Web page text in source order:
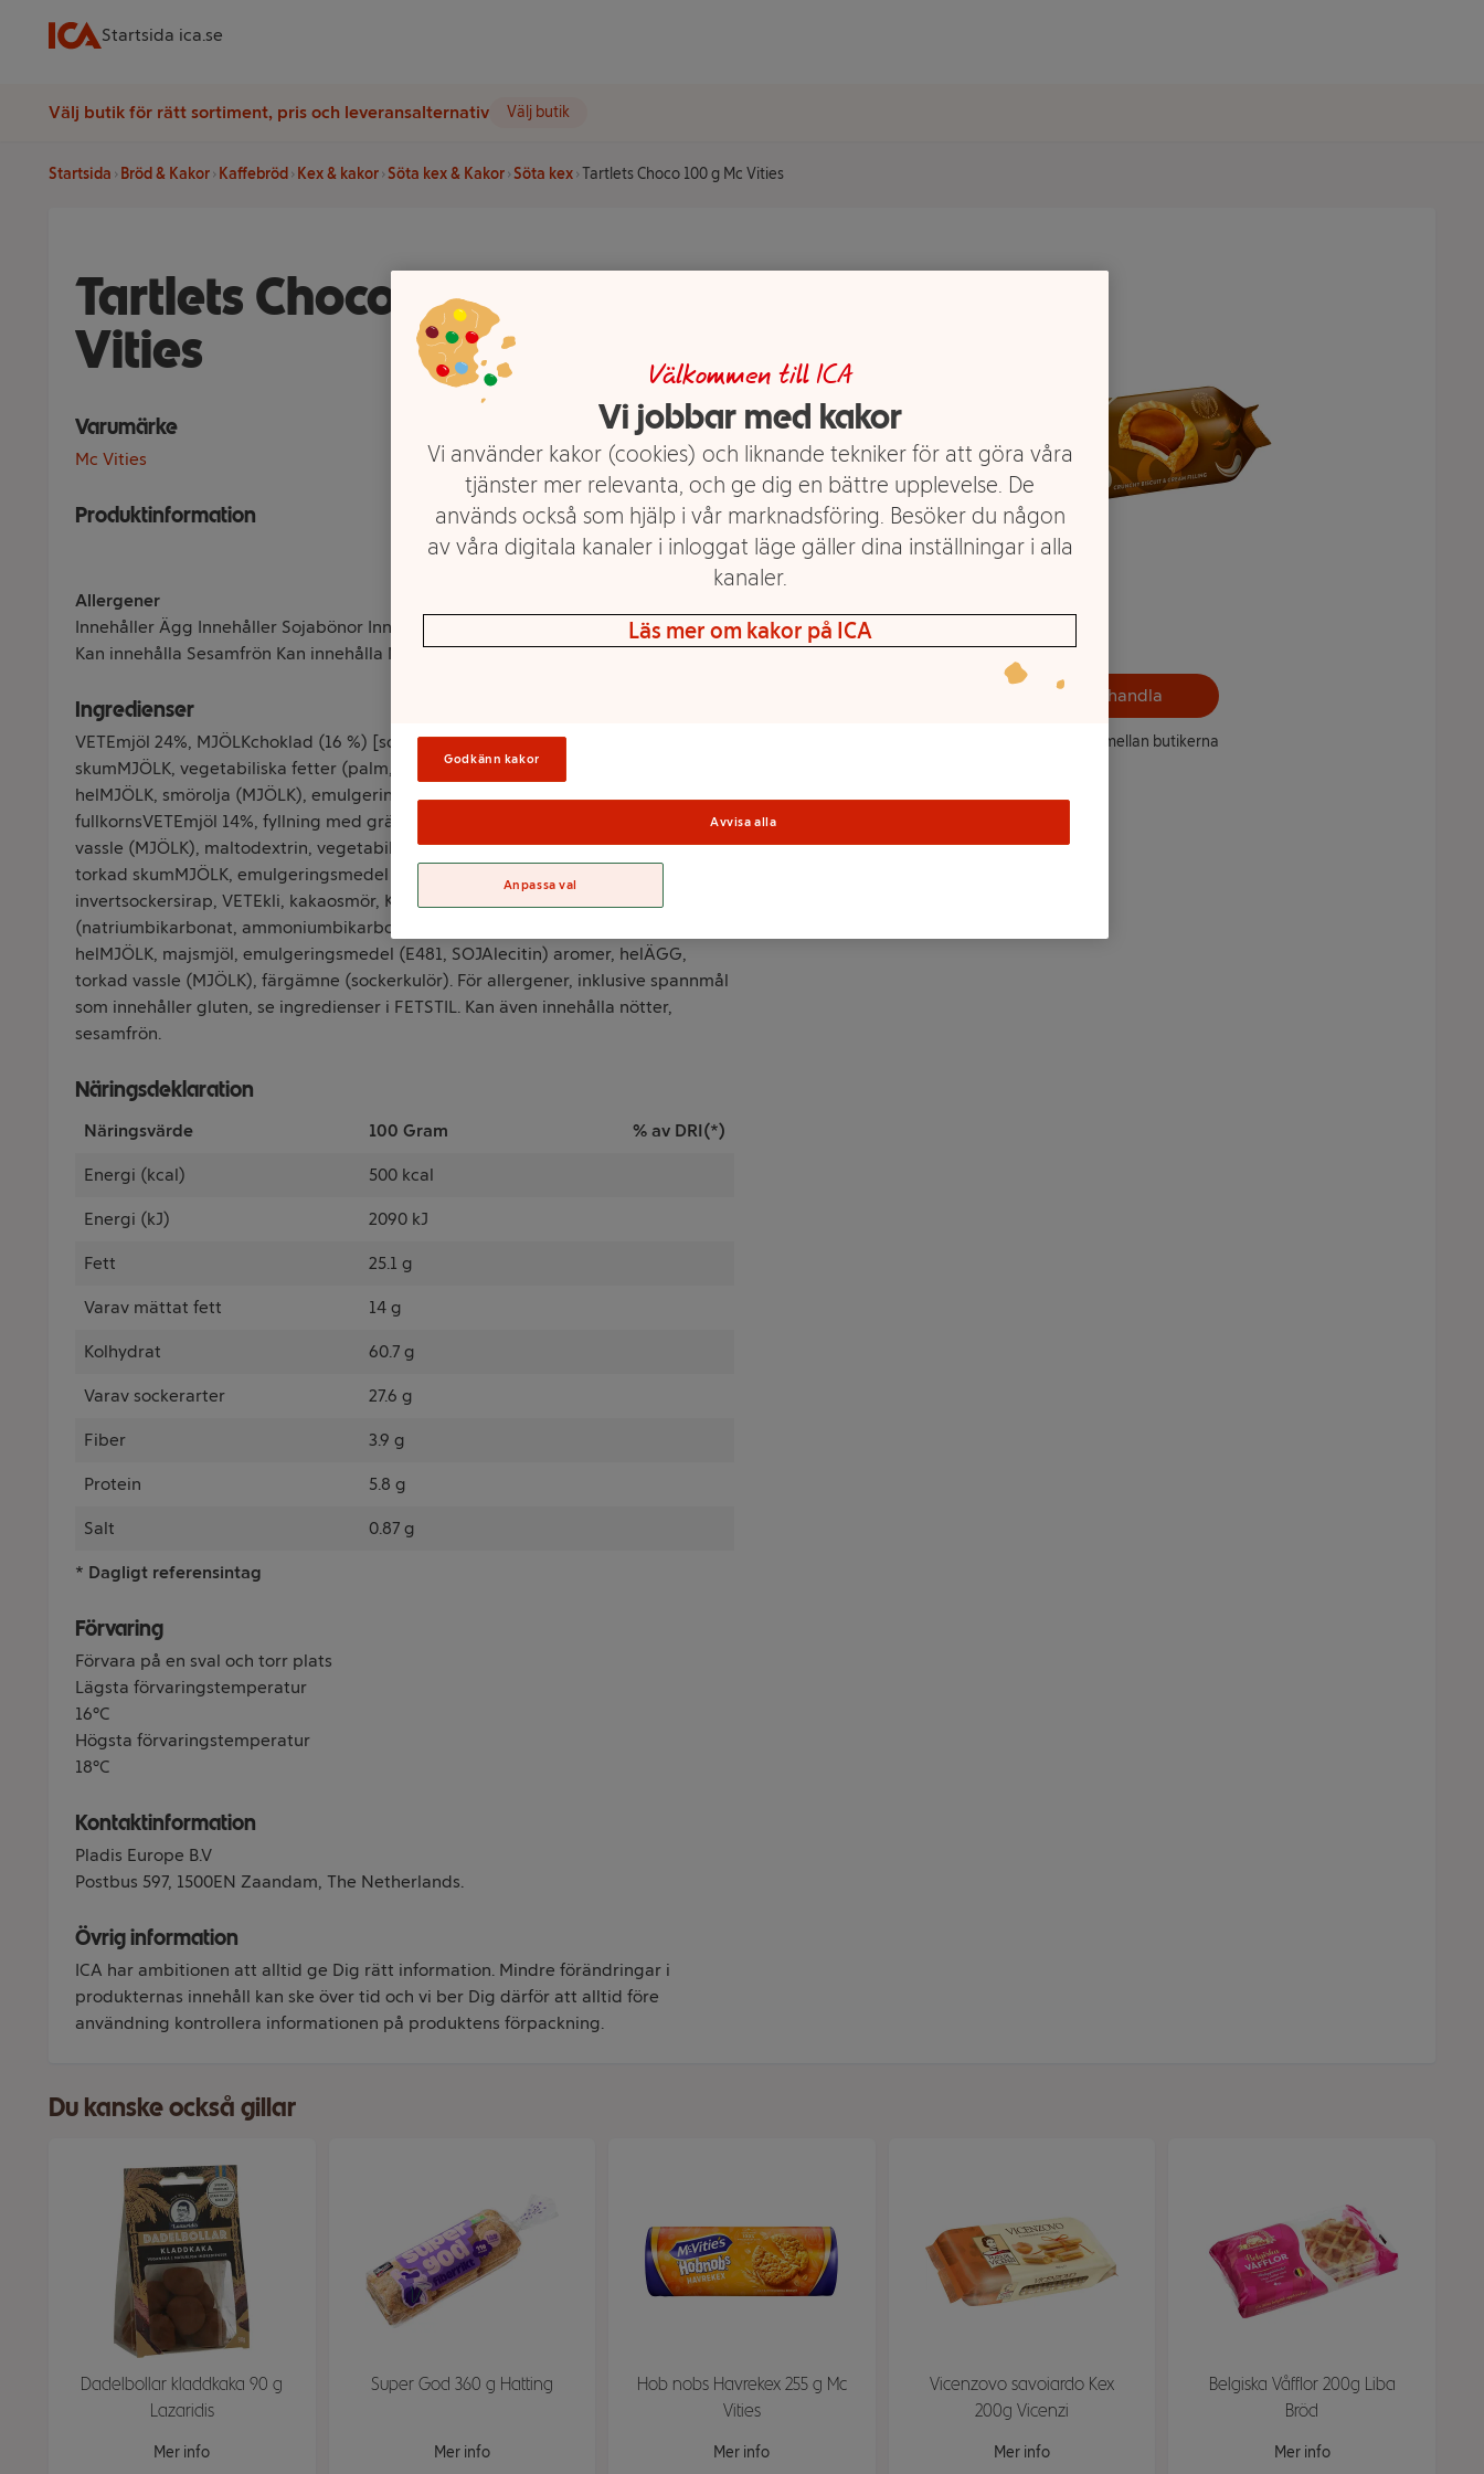
Startsida ica.se
Välj butik för rätt sortiment, pris och leveransalternativ Välj butik
Startsida Bröd & Kakor Kaffebröd Kex & kakor Söta kex & Kakor Söta kex Tartlets Choco 100 g Mc Vities
Tartlets Choco 100 g Mc
Vities
Varumärke
Mc Vities
Produktinformation
Allergener
Innehåller Ägg Innehåller Sojabönor Innehåller Spannmål som innehåller gluten
Kan innehålla Sesamfrön Kan innehålla Nötter (eng: tree nuts) Innehåller Mjölk
Ingredienser
VETEmjöl 24%, MJÖLKchoklad (16 %) [socker, kakaomassa, kakao, smör, torkad
skumMJÖLK, vegetabiliska fetter (palm, shea), torkad vassle (MJÖLK), torkad
helMJÖLK, smörolja (MJÖLK), emulgeringsmedel (SOJAlecitin, E476), salt, arom],
fullkornsVETEmjöl 14%, fyllning med grädde (14 %) [palmolja, socker, torkad
vassle (MJÖLK), maltodextrin, vegetabiliska fetter (solros, palm), laktos (MJÖLK),
torkad skumMJÖLK, emulgeringsmedel (SOJAlecitin) salt, arom], socker, palmolja,
invertsockersirap, VETEkli, kakaosmör, KORNmaltextrakt, bakpulver
(natriumbikarbonat, ammoniumbikarbonat, dinatriumdifosfat), salt, torkad
helMJÖLK, majsmjöl, emulgeringsmedel (E481, SOJAlecitin) aromer, helÄGG,
torkad vassle (MJÖLK), färgämne (sockerkulör). För allergener, inklusive spannmål
som innehåller gluten, se ingredienser i FETSTIL. Kan även innehålla nötter,
sesamfrön.
Näringsdeklaration
Näringsvärde 100 Gram % av DRI(*)
Energi (kcal) 500 kcal
Energi (kJ) 2090 kJ
Fett 25.1 g
Varav mättat fett 14 g
Kolhydrat 60.7 g
Varav sockerarter 27.6 g
Fiber 3.9 g
Protein 5.8 g
Salt 0.87 g
* Dagligt referensintag
Förvaring
Förvara på en sval och torr plats
Lägsta förvaringstemperatur
16°C
Högsta förvaringstemperatur
18°C
Kontaktinformation
Pladis Europe B.V
Postbus 597, 1500EN Zaandam, The Netherlands.
Övrig information
ICA har ambitionen att alltid ge Dig rätt information. Mindre förändringar i
produkternas innehåll kan ske över tid och vi ber Dig därför att alltid före
användning kontrollera informationen på produktens förpackning.
Välj butik och handla
Sortimentet kan variera mellan butikerna
Du kanske också gillar
Dadelbollar kladdkaka 90 g
Lazaridis
Mer info
Super God 360 g Hatting
Mer info
Hob nobs Havrekex 255 g Mc
Vities
Mer info
Vicenzovo savoiardo Kex
200g Vicenzi
Mer info
Belgiska Våfflor 200g Liba
Bröd
Mer info
Välkommen till ICA
Vi jobbar med kakor
Vi använder kakor (cookies) och liknande tekniker för att göra våra
tjänster mer relevanta, och ge dig en bättre upplevelse. De
används också som hjälp i vår marknadsföring. Besöker du någon
av våra digitala kanaler i inloggat läge gäller dina inställningar i alla
kanaler.
Läs mer om kakor på ICA
Godkänn kakor
Avvisa alla
Anpassa val